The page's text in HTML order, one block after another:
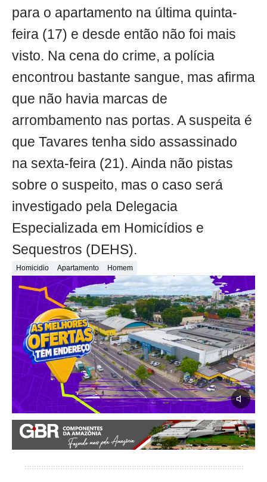
para o apartamento na última quinta-
feira (17) e desde então não foi mais
visto. Na cena do crime, a polícia
encontrou bastante sangue, mas afirma
que não havia marcas de
arrombamento nas portas. A suspeita é
que Tavares tenha sido assassinado
na sexta-feira (21). Ainda não pistas
sobre o suspeito, mas o caso será
investigado pela Delegacia
Especializada em Homicídios e
Sequestros (DEHS).
Homicidio Apartamento Homem